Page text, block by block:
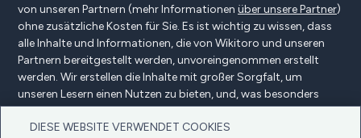
DIESE WEBSITE VERWENDET COOKIES
von unseren Partnern (mehr Informationen über unsere Partner)
ohne zusätzliche Kosten für Sie. Es ist wichtig zu wissen, dass
alle Inhalte und Informationen, die von Wikitoro und unseren
Partnern bereitgestellt werden, unvoreingenommen erstellt
werden. Wir erstellen die Inhalte mit großer Sorgfalt, um
unseren Lesern einen Nutzen zu bieten, und, was besonders
wichtig ist, sie werden nicht durch Vergütungsvereinbarungen
mit unseren Partnern beeinflusst.